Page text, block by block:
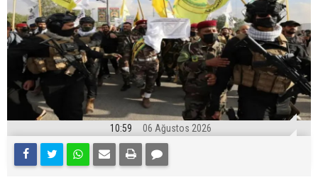
10:59 06 Ağustos 2026